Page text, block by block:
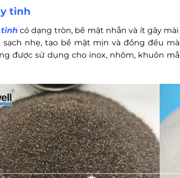
tinh
có dạng tròn, bề mặt nhẵn và ít gây
sạch nhẹ, tạo bề mặt mịn và đồng đều
được sử dụng cho inox, nhôm, khuôn